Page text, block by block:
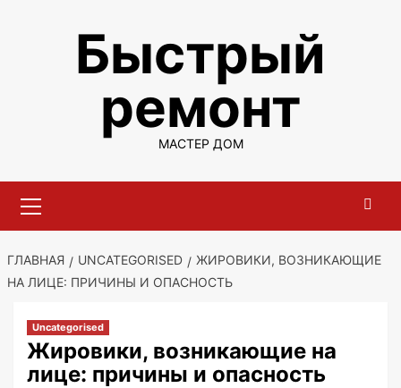
содержимомуБыстрый
ремонт
МАСТЕР ДОМ
меню
ГЛАВНАЯ UNCATEGORISED
ЖИРОВИКИ, ВОЗНИКАЮЩИЕ
НА ЛИЦЕ: ПРИЧИНЫ И ОПАСНОСТЬ
Uncategorised
Жировики, возникающие на
лице: причины и опасность